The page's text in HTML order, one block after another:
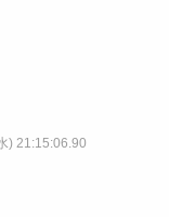
) 21:15:06.90